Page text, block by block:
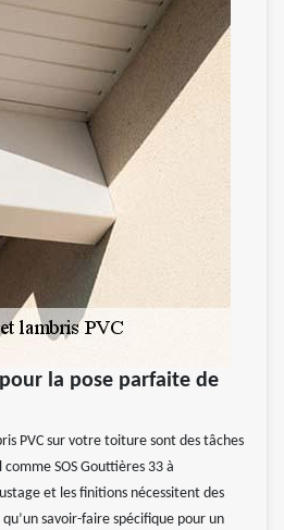
la pose parfaite de
PVC sur votre toiture sont des tâches
SOS Gouttières 33 à
et les finitions nécessitent des
savoir-faire spécifique pour un